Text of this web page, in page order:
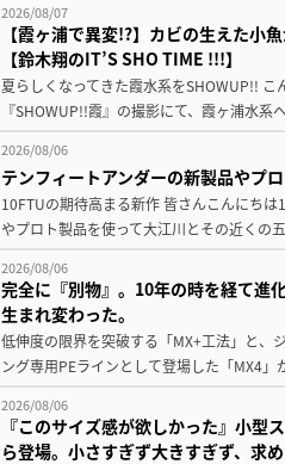
2026/08/07
【霞ヶ浦で異変!?】カビの生えた
【鈴木翔のIT’S SHO TIME !!!】
夏らしくなってきた霞水系をSHOWUP!!
『SHOWUP!!霞』の撮影にて、霞ヶ浦水
2026/08/06
テンフィートアンダーの新製品やプ
10FTUの期待高まる新作 皆さんこんにち
やプロト製品を使って大江川とその近く
2026/08/06
完全に『別物』。10年の時を経て進
生まれ変わった。
低伸度の限界を突破する「MX+工法」と、
ング専用PEラインとして登場した「MX4
2026/08/06
『このサイズ感が欲しかった』小型
ら登場。小さすぎず大きすぎず、求